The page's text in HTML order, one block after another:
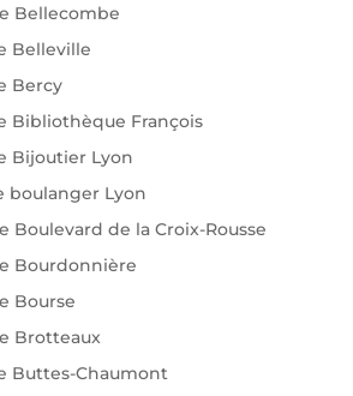
Bellecombe
Belleville
Bercy
Bibliothèque François
Bijoutier Lyon
boulanger Lyon
Boulevard de la Croix-Rousse
Bourdonnière
Bourse
Brotteaux
Buttes-Chaumont